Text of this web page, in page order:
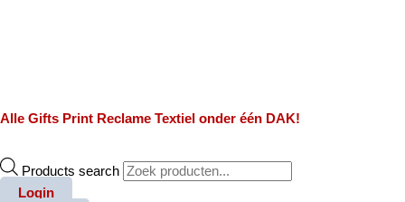
Alle Gifts Print Reclame Textiel onder één DAK!
Products search
Login